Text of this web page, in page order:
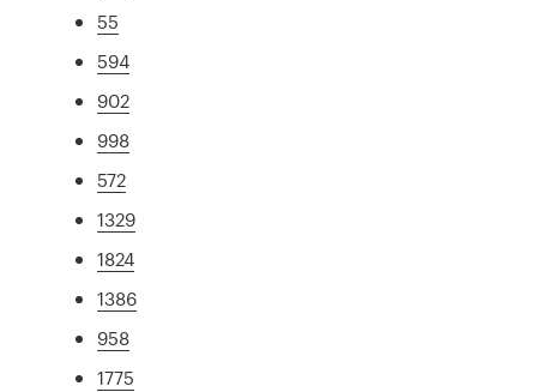
55
594
902
998
572
1329
1824
1386
958
1775